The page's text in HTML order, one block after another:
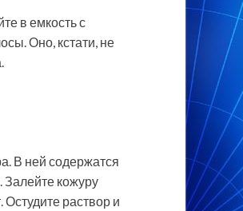
в емкость с
Оно, кстати, не
В ней содержатся
кожуру
раствор и